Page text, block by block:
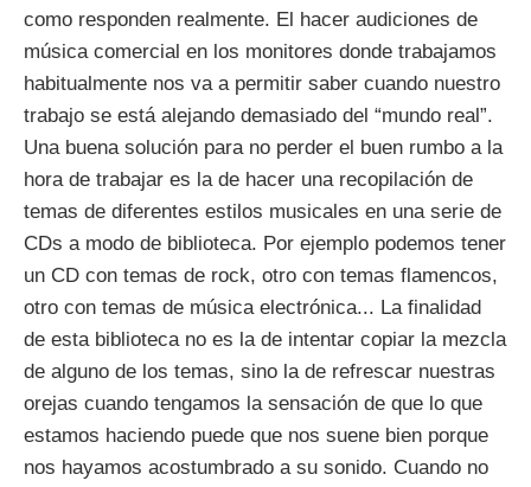
como responden realmente. El hacer audiciones de
música comercial en los monitores donde trabajamos
habitualmente nos va a permitir saber cuando nuestro
trabajo se está alejando demasiado del “mundo real”.
Una buena solución para no perder el buen rumbo a la
hora de trabajar es la de hacer una recopilación de
temas de diferentes estilos musicales en una serie de
CDs a modo de biblioteca. Por ejemplo podemos tener
un CD con temas de rock, otro con temas flamencos,
otro con temas de música electrónica... La finalidad
de esta biblioteca no es la de intentar copiar la mezcla
de alguno de los temas, sino la de refrescar nuestras
orejas cuando tengamos la sensación de que lo que
estamos haciendo puede que nos suene bien porque
nos hayamos acostumbrado a su sonido. Cuando no